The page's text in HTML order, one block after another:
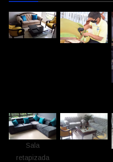
Sala
retapizada